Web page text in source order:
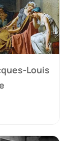
Louis